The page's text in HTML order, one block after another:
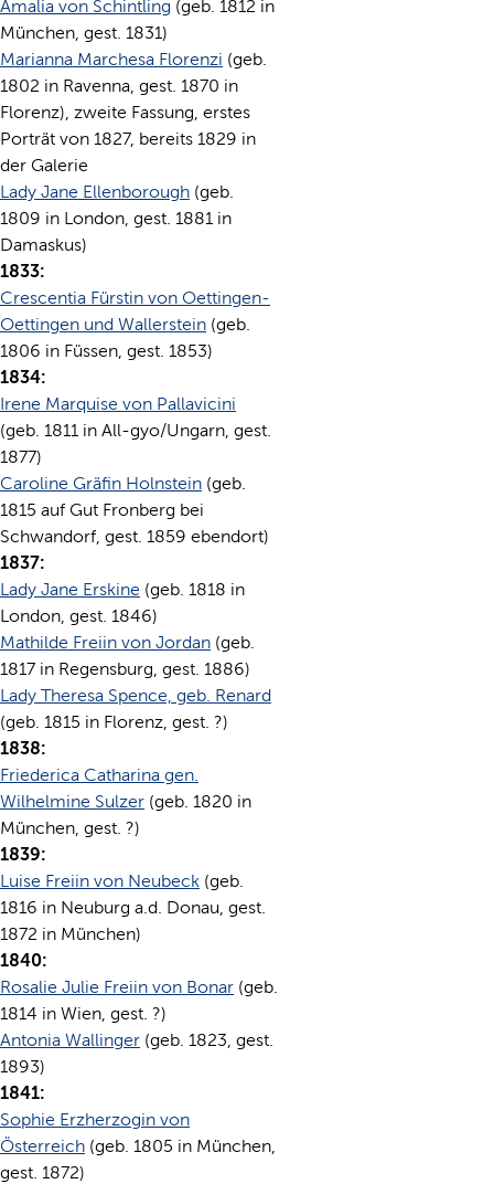
Amalia von Schintling (geb. 1812 in
München, gest. 1831)
Marianna Marchesa Florenzi (geb.
1802 in Ravenna, gest. 1870 in
Florenz), zweite Fassung, erstes
Porträt von 1827, bereits 1829 in
der Galerie
Lady Jane Ellenborough (geb.
1809 in London, gest. 1881 in
Damaskus)
1833:
Crescentia Fürstin von Oettingen-
Oettingen und Wallerstein (geb.
1806 in Füssen, gest. 1853)
1834:
Irene Marquise von Pallavicini
(geb. 1811 in All-gyo/Ungarn, gest.
1877)
Caroline Gräfin Holnstein (geb.
1815 auf Gut Fronberg bei
Schwandorf, gest. 1859 ebendort)
1837:
Lady Jane Erskine (geb. 1818 in
London, gest. 1846)
Mathilde Freiin von Jordan (geb.
1817 in Regensburg, gest. 1886)
Lady Theresa Spence, geb. Renard
(geb. 1815 in Florenz, gest. ?)
1838:
Friederica Catharina gen.
Wilhelmine Sulzer (geb. 1820 in
München, gest. ?)
1839:
Luise Freiin von Neubeck (geb.
1816 in Neuburg a.d. Donau, gest.
1872 in München)
1840:
Rosalie Julie Freiin von Bonar (geb.
1814 in Wien, gest. ?)
Antonia Wallinger (geb. 1823, gest.
1893)
1841:
Sophie Erzherzogin von
Österreich (geb. 1805 in München,
gest. 1872)